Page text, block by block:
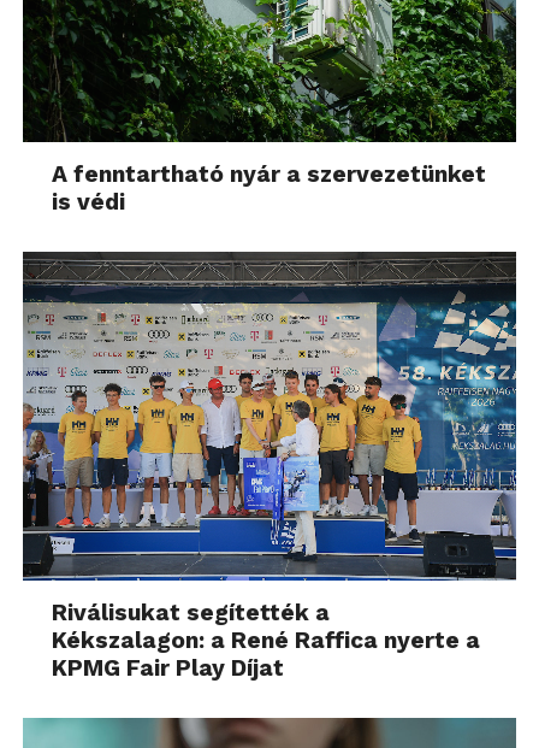
A fenntartható nyár a szervezetünket
is védi
Riválisukat segítették a
Kékszalagon: a René Raffica nyerte a
KPMG Fair Play Díjat